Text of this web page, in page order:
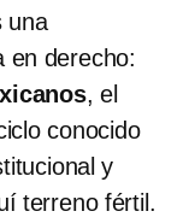
una
en derecho:
, el
conocido
y
terreno fértil.